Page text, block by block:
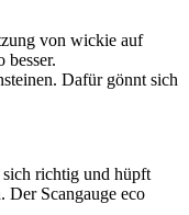
von wickie auf
Dafür gönnt sich
richtig und hüpft
Der Scangauge eco